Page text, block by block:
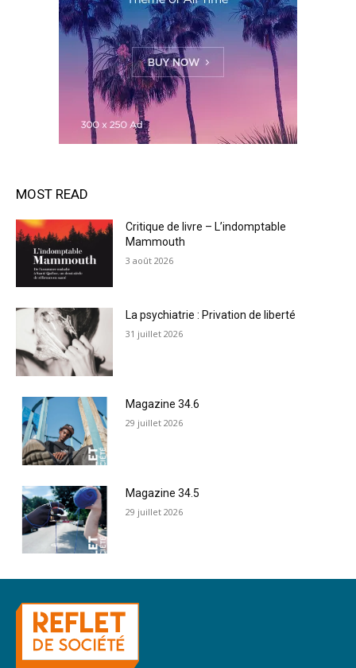
MOST READ
Critique de livre – L’indomptable
Mammouth
3 août 2026
La psychiatrie : Privation de liberté
31 juillet 2026
Magazine 34.6
29 juillet 2026
Magazine 34.5
29 juillet 2026